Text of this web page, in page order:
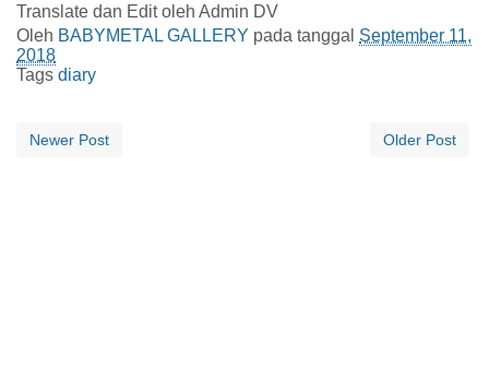
Translate dan Edit oleh Admin DV
Oleh BABYMETAL GALLERY pada tanggal September 11,
2018
Tags diary
Newer Post Older Post